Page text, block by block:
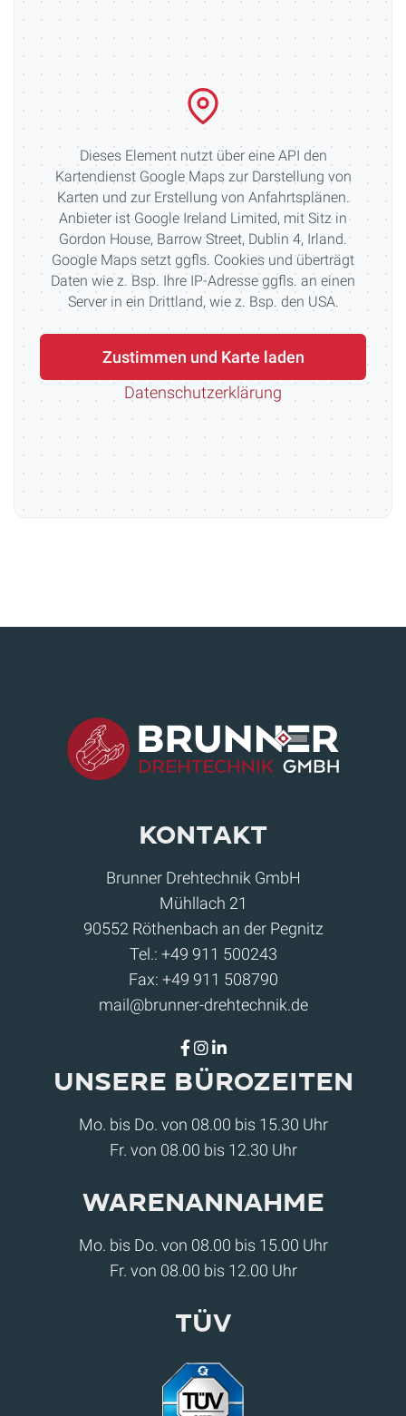
Dieses Element nutzt über eine API den
Kartendienst Google Maps zur Darstellung von
Karten und zur Erstellung von Anfahrtsplänen.
Anbieter ist Google Ireland Limited, mit Sitz in
Gordon House, Barrow Street, Dublin 4, Irland.
Google Maps setzt ggfls. Cookies und überträgt
Daten wie z. Bsp. Ihre IP-Adresse ggfls. an einen
Server in ein Drittland, wie z. Bsp. den USA.
Zustimmen und Karte laden
Datenschutzerklärung
Kontakt
Brunner Drehtechnik GmbH
Mühllach 21
90552 Röthenbach an der Pegnitz
Tel.: +49 911 500243
Fax: +49 911 508790
mail@brunner-drehtechnik.de
Unsere Bürozeiten
Mo. bis Do. von 08.00 bis 15.30 Uhr
Fr. von 08.00 bis 12.30 Uhr
Warenannahme
Mo. bis Do. von 08.00 bis 15.00 Uhr
Fr. von 08.00 bis 12.00 Uhr
Tüv